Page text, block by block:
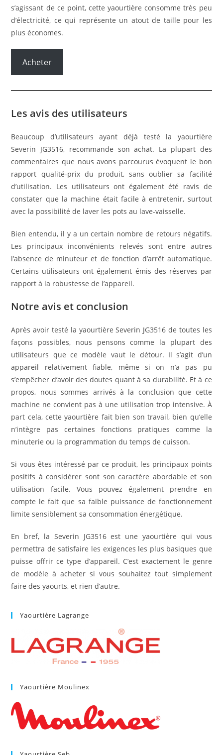
s’agissant de ce point, cette yaourtière consomme très peu
d’électricité, ce qui représente un atout de taille pour les
plus économes.
Acheter
Les avis des utilisateurs
Beaucoup d’utilisateurs ayant déjà testé la yaourtière
Severin JG3516, recommande son achat. La plupart des
commentaires que nous avons parcourus évoquent le bon
rapport qualité-prix du produit, sans oublier sa facilité
d’utilisation. Les utilisateurs ont également été ravis de
constater que la machine était facile à entretenir, surtout
avec la possibilité de laver les pots au lave-vaisselle.
Bien entendu, il y a un certain nombre de retours négatifs.
Les principaux inconvénients relevés sont entre autres
l’absence de minuteur et de fonction d’arrêt automatique.
Certains utilisateurs ont également émis des réserves par
rapport à la robustesse de l’appareil.
Notre avis et conclusion
Après avoir testé la yaourtière Severin JG3516 de toutes les
façons possibles, nous pensons comme la plupart des
utilisateurs que ce modèle vaut le détour. Il s’agit d’un
appareil relativement fiable, même si on n’a pas pu
s’empêcher d’avoir des doutes quant à sa durabilité. Et à ce
propos, nous sommes arrivés à la conclusion que cette
machine ne convient pas à une utilisation trop intensive. À
part cela, cette yaourtière fait bien son travail, bien qu’elle
n’intègre pas certaines fonctions pratiques comme la
minuterie ou la programmation du temps de cuisson.
Si vous êtes intéressé par ce produit, les principaux points
positifs à considérer sont son caractère abordable et son
utilisation facile. Vous pouvez également prendre en
compte le fait que sa faible puissance de fonctionnement
limite sensiblement sa consommation énergétique.
En bref, la Severin JG3516 est une yaourtière qui vous
permettra de satisfaire les exigences les plus basiques que
puisse offrir ce type d’appareil. C’est exactement le genre
de modèle à acheter si vous souhaitez tout simplement
faire des yaourts, et rien d’autre.
Yaourtière Lagrange
Yaourtière Moulinex